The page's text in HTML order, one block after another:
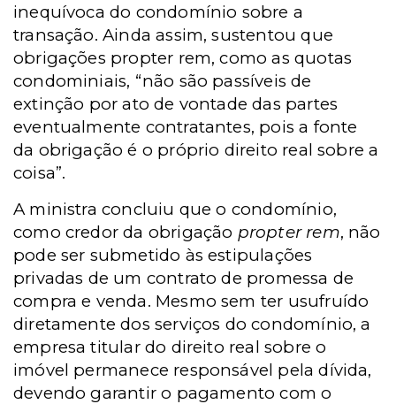
inequívoca do condomínio sobre a
transação. Ainda assim, sustentou que
obrigações propter rem, como as quotas
condominiais, “não são passíveis de
extinção por ato de vontade das partes
eventualmente contratantes, pois a fonte
da obrigação é o próprio direito real sobre a
coisa”.
A ministra concluiu que o condomínio,
como credor da obrigação propter rem, não
pode ser submetido às estipulações
privadas de um contrato de promessa de
compra e venda. Mesmo sem ter usufruído
diretamente dos serviços do condomínio, a
empresa titular do direito real sobre o
imóvel permanece responsável pela dívida,
devendo garantir o pagamento com o